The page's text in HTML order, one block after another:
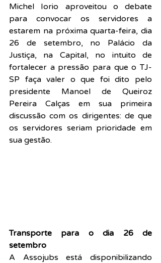
Michel Iorio aproveitou o debate
para convocar os servidores a
estarem na próxima quarta-feira, dia
26 de setembro, no Palácio da
Justiça, na Capital, no intuito de
fortalecer a pressão para que o TJ-
SP faça valer o que foi dito pelo
presidente Manoel de Queiroz
Pereira Calças em sua primeira
discussão com os dirigentes: de que
os servidores seriam prioridade em
sua gestão.
Transporte para o dia 26 de
setembro
A Assojubs está disponibilizando